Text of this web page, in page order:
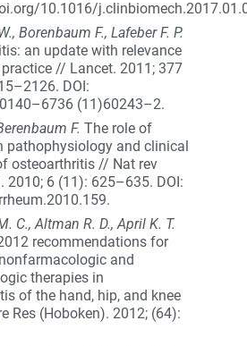
10.1016/
Borenbaum F., Lafeber F. P.
an update with relevance
// Lancet. 2011; 377
DOI:
(11)60243–2.
F. The role of
pathophysiology and clinical
osteoarthritis // Nat rev
2010; 6 (11): 625–635. DOI:
C., Altman R. D., April K. T.
recommendations for
and
therapies in
of the hand, hip, and knee
Res (Hoboken). 2012; (64):